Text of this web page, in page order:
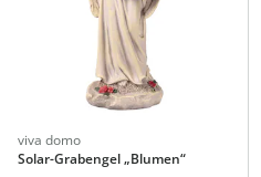
viva domo
Solar-Grabengel „Blumen“